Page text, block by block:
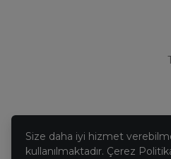
Size daha iyi hizmet
kullanılmaktadır. Çerez